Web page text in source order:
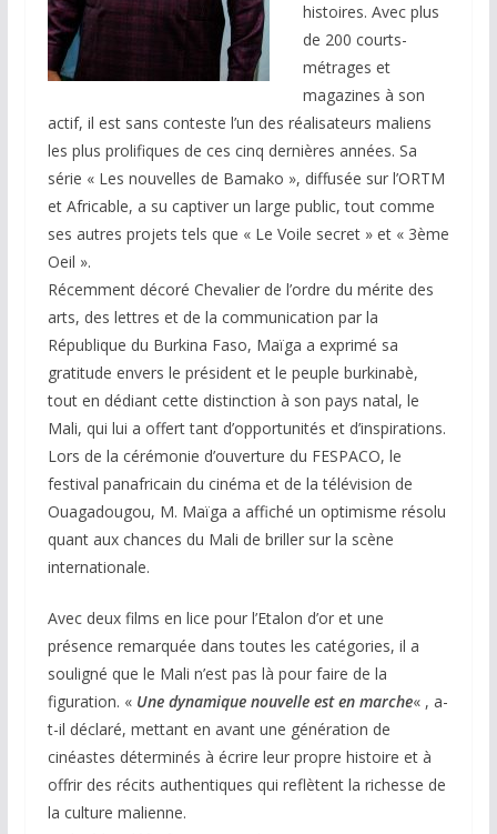
histoires. Avec plus
de 200 courts-
métrages et
magazines à son
actif, il est sans conteste l’un des réalisateurs maliens
les plus prolifiques de ces cinq dernières années. Sa
série « Les nouvelles de Bamako », diffusée sur l’ORTM
et Africable, a su captiver un large public, tout comme
ses autres projets tels que « Le Voile secret » et « 3ème
Oeil ».
Récemment décoré Chevalier de l’ordre du mérite des
arts, des lettres et de la communication par la
République du Burkina Faso, Maïga a exprimé sa
gratitude envers le président et le peuple burkinabè,
tout en dédiant cette distinction à son pays natal, le
Mali, qui lui a offert tant d’opportunités et d’inspirations.
Lors de la cérémonie d’ouverture du FESPACO, le
festival panafricain du cinéma et de la télévision de
Ouagadougou, M. Maïga a affiché un optimisme résolu
quant aux chances du Mali de briller sur la scène
internationale.
Avec deux films en lice pour l’Etalon d’or et une
présence remarquée dans toutes les catégories, il a
souligné que le Mali n’est pas là pour faire de la
figuration. « Une dynamique nouvelle est en marche« , a-
t-il déclaré, mettant en avant une génération de
cinéastes déterminés à écrire leur propre histoire et à
offrir des récits authentiques qui reflètent la richesse de
la culture malienne.